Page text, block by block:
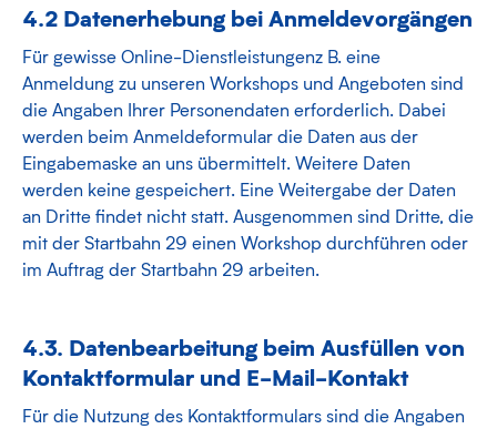
4.2 Datenerhebung bei Anmeldevorgängen
Für gewisse Online-Dienstleistungenz B. eine
Anmeldung zu unseren Workshops und Angeboten sind
die Angaben Ihrer Personendaten erforderlich. Dabei
werden beim Anmeldeformular die Daten aus der
Eingabemaske an uns übermittelt. Weitere Daten
werden keine gespeichert. Eine Weitergabe der Daten
an Dritte findet nicht statt. Ausgenommen sind Dritte, die
mit der Startbahn 29 einen Workshop durchführen oder
im Auftrag der Startbahn 29 arbeiten.
4.3. Datenbearbeitung beim Ausfüllen von
Kontaktformular und E-Mail-Kontakt
Für die Nutzung des Kontaktformulars sind die Angaben